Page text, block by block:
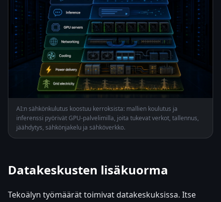
AI:n sähkönkulutus koostuu kerroksista: mallien koulutus ja
inferenssi pyörivät GPU-palvelimilla, joita tukevat verkot, tallennus,
jäähdytys, sähkönjakelu ja sähköverkko.
Datakeskusten lisäkuorma
Tekoälyn työmäärät toimivat datakeskuksissa. Itse